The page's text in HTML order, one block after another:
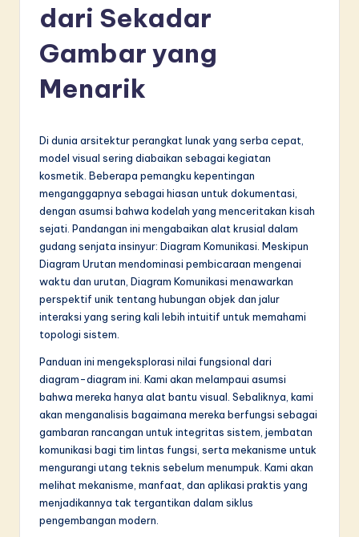
L
in
A
&
S
o
dari Sekadar
Gambar yang
Menarik
Di dunia arsitektur perangkat lunak yang serba cepat,
model visual sering diabaikan sebagai kegiatan
kosmetik. Beberapa pemangku kepentingan
menganggapnya sebagai hiasan untuk dokumentasi,
dengan asumsi bahwa kodelah yang menceritakan kisah
sejati. Pandangan ini mengabaikan alat krusial dalam
gudang senjata insinyur: Diagram Komunikasi. Meskipun
Diagram Urutan mendominasi pembicaraan mengenai
waktu dan urutan, Diagram Komunikasi menawarkan
perspektif unik tentang hubungan objek dan jalur
interaksi yang sering kali lebih intuitif untuk memahami
topologi sistem.
Panduan ini mengeksplorasi nilai fungsional dari
diagram-diagram ini. Kami akan melampaui asumsi
bahwa mereka hanya alat bantu visual. Sebaliknya, kami
akan menganalisis bagaimana mereka berfungsi sebagai
gambaran rancangan untuk integritas sistem, jembatan
komunikasi bagi tim lintas fungsi, serta mekanisme untuk
mengurangi utang teknis sebelum menumpuk. Kami akan
melihat mekanisme, manfaat, dan aplikasi praktis yang
menjadikannya tak tergantikan dalam siklus
pengembangan modern.